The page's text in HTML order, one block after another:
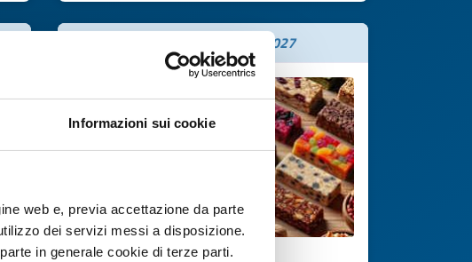
Informazioni sui cookie
web e, previa accettazione da parte
dei servizi messi a disposizione.
in generale cookie di terze parti.
06 agosto 2027